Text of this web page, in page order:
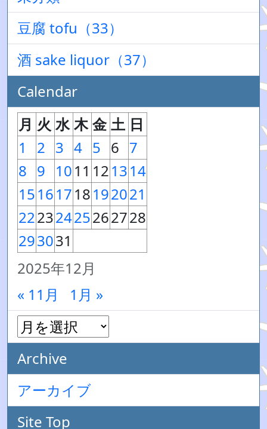
豆腐 tofu（33）
酒 sake liquor（37）
Calendar
2025年12月
月 火 水 木 金 土 日
1
2 3 4 5 6 7
8 9 1011 121314
15161718192021
22232425262728
293031
« 11月 1月 »
Archive
アーカイブ
Site Top